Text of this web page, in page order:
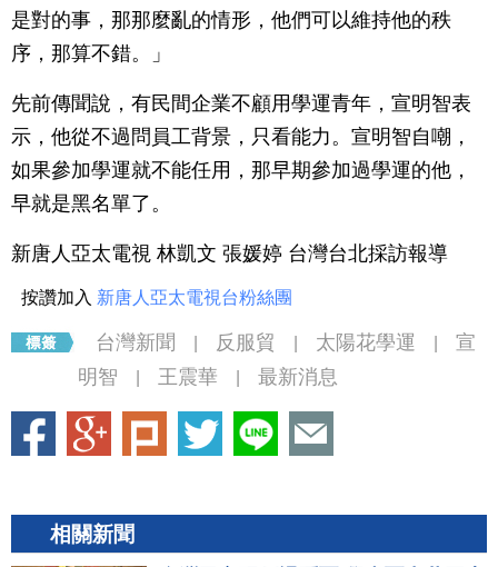
是對的事，那那麼亂的情形，他們可以維持他的秩
序，那算不錯。」
先前傳聞說，有民間企業不顧用學運青年，宣明智表
示，他從不過問員工背景，只看能力。宣明智自嘲，
如果參加學運就不能任用，那早期參加過學運的他，
早就是黑名單了。
新唐人亞太電視 林凱文 張媛婷 台灣台北採訪報導
按讚加入 新唐人亞太電視台粉絲團
台灣新聞 反服貿 太陽花學運
宣
明智
王震華 最新消息
相關新聞